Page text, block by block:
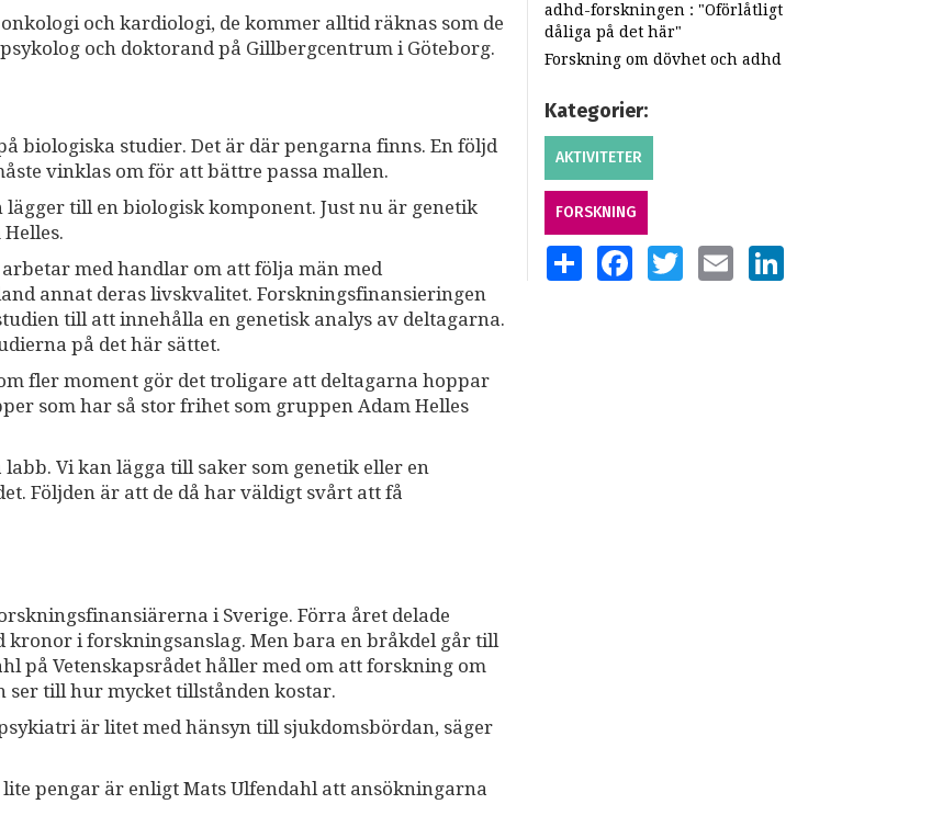
och kardiologi, de kommer alltid räknas som de
och doktorand på Gillbergcentrum i Göteborg.
biologiska studier. Det är där pengarna finns. En följd
vinklas om för att bättre passa mallen.
till en biologisk komponent. Just nu är genetik
med handlar om att följa män med
annat deras livskvalitet. Forskningsfinansieringen
till att innehålla en genetisk analys av deltagarna.
på det här sättet.
fler moment gör det troligare att deltagarna hoppar
som har så stor frihet som gruppen Adam Helles
Vi kan lägga till saker som genetik eller en
Följden är att de då har väldigt svårt att få
i Sverige. Förra året delade
i forskningsanslag. Men bara en bråkdel går till
på Vetenskapsrådet håller med om att forskning om
till hur mycket tillstånden kostar.
är litet med hänsyn till sjukdomsbördan, säger
pengar är enligt Mats Ulfendahl att ansökningarna
adhd-forskningen : "Oförlåtligt
dåliga på det här"
Forskning om dövhet och adhd
Kategorier:
AKTIVITETER
FORSKNING
SHARE FACEBOOKTWITTEREMAIL LINKEDIN